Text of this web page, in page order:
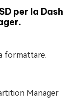
per la Dash
formattare.
Manager